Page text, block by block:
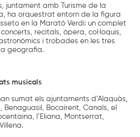
juntament amb Turisme de la
ha orquestrat entorn de la figura
en la Marató Verdi: un complet
recitals, òpera, col·loquis,
i trobades en les tres
geografia.
musicals
sumat els ajuntaments d’Alaquàs,
Benaguasil, Bocairent, Canals, el
l’Eliana, Montserrat,